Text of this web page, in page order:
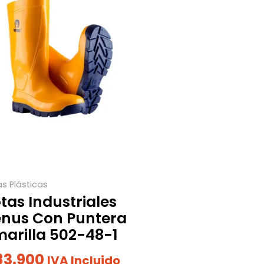
Plásticas
Industriales
Con Puntera
502-48-1
IVA Incluido